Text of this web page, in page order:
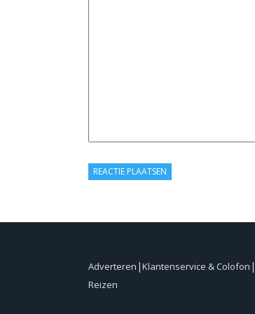
Adverteren Klantenservice & Colofon
Reizen